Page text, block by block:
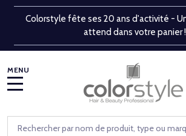
Colorstyle fête ses 20 ans d'activité -
attend dans votre panier !
Rechercher